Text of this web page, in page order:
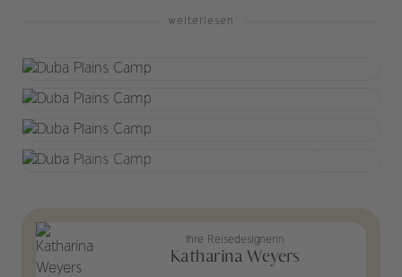
weiterlesen
Ihre Reisedesignerin
Katharina Weyers